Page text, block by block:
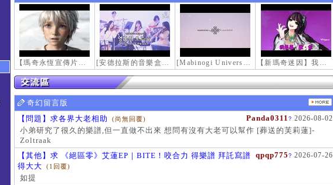
【瑪奇永恆宣傳片】最初的感動 [安德拉斯的音樂盒｜靈魂的音樂盒] Mabinogi OST - Music Box of the Soul | Crossover COVER [Mabinogi Universe] 謝謝你來到這個世界... 【新瑪奇迷因】我更喜歡你
奇幻留言版
Panda0311 ? 2026-08-02
【問題】求各界大老相助 (尚無回覆)
小弟研究了很久的樂譜,但一直做不出來 想問有沒有大老可以幫作 [葬送的芙莉蓮]-
Zoltraak
qpqp775 ? 2026-07-26
【其他】求 《絕區零》艾蓮EP｜BITE！咬合力 得樂譜 拜託寫譜
得大大
(1回覆)
如提